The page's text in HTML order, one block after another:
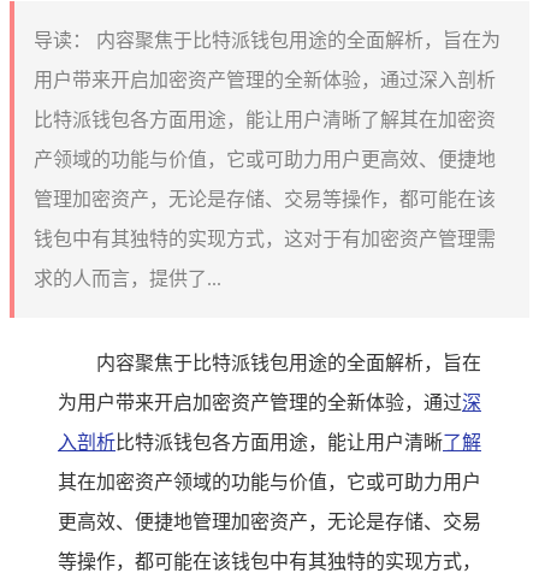
导读：
内容聚焦于比特派钱包用途的全面解析，旨在为
用户带来开启加密资产管理的全新体验，通过深入剖析
比特派钱包各方面用途，能让用户清晰了解其在加密资
产领域的功能与价值，它或可助力用户更高效、便捷地
管理加密资产，无论是存储、交易等操作，都可能在该
钱包中有其独特的实现方式，这对于有加密资产管理需
求的人而言，提供了...
内容聚焦于比特派钱包用途的全面解析，旨在
为用户带来开启加密资产管理的全新体验，通过深
入剖析比特派钱包各方面用途，能让用户清晰了解
其在加密资产领域的功能与价值，它或可助力用户
更高效、便捷地管理加密资产，无论是存储、交易
等操作，都可能在该钱包中有其独特的实现方式，